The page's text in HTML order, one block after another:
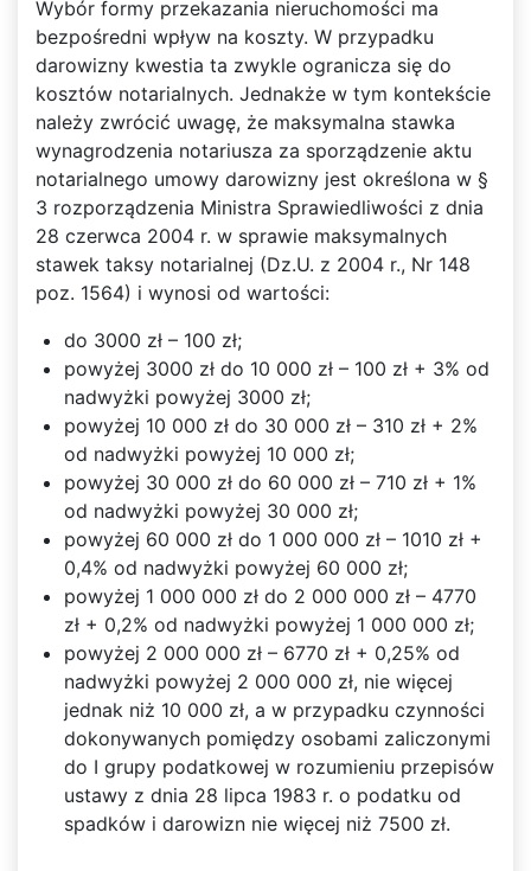
Wybór formy przekazania nieruchomości ma
bezpośredni wpływ na koszty. W przypadku
darowizny kwestia ta zwykle ogranicza się do
kosztów notarialnych. Jednakże w tym kontekście
należy zwrócić uwagę, że maksymalna stawka
wynagrodzenia notariusza za sporządzenie aktu
notarialnego umowy darowizny jest określona w §
3 rozporządzenia Ministra Sprawiedliwości z dnia
28 czerwca 2004 r. w sprawie maksymalnych
stawek taksy notarialnej (Dz.U. z 2004 r., Nr 148
poz. 1564) i wynosi od wartości:
do 3000 zł – 100 zł;
powyżej 3000 zł do 10 000 zł – 100 zł + 3% od
nadwyżki powyżej 3000 zł;
powyżej 10 000 zł do 30 000 zł – 310 zł + 2%
od nadwyżki powyżej 10 000 zł;
powyżej 30 000 zł do 60 000 zł – 710 zł + 1%
od nadwyżki powyżej 30 000 zł;
powyżej 60 000 zł do 1 000 000 zł – 1010 zł +
0,4% od nadwyżki powyżej 60 000 zł;
powyżej 1 000 000 zł do 2 000 000 zł – 4770
zł + 0,2% od nadwyżki powyżej 1 000 000 zł;
powyżej 2 000 000 zł – 6770 zł + 0,25% od
nadwyżki powyżej 2 000 000 zł, nie więcej
jednak niż 10 000 zł, a w przypadku czynności
dokonywanych pomiędzy osobami zaliczonymi
do I grupy podatkowej w rozumieniu przepisów
ustawy z dnia 28 lipca 1983 r. o podatku od
spadków i darowizn nie więcej niż 7500 zł.